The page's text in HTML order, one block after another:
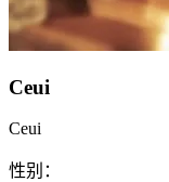
Ceui
Ceui
性别：